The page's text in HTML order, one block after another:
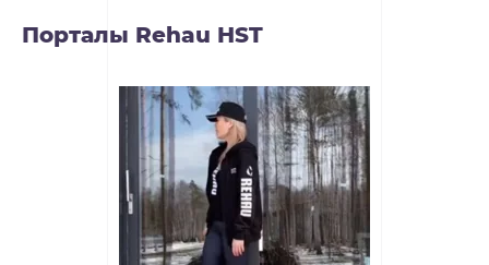
Порталы Rehau HST